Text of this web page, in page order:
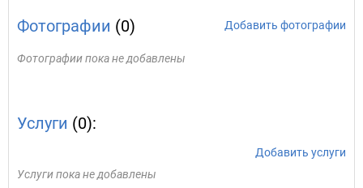
Фотографии (0) Добавить фотографии
Фотографии пока не добавлены
Услуги (0):
Добавить услуги
Услуги пока не добавлены